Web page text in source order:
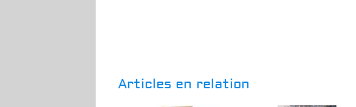
Articles en relation